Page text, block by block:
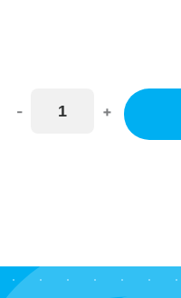
- +